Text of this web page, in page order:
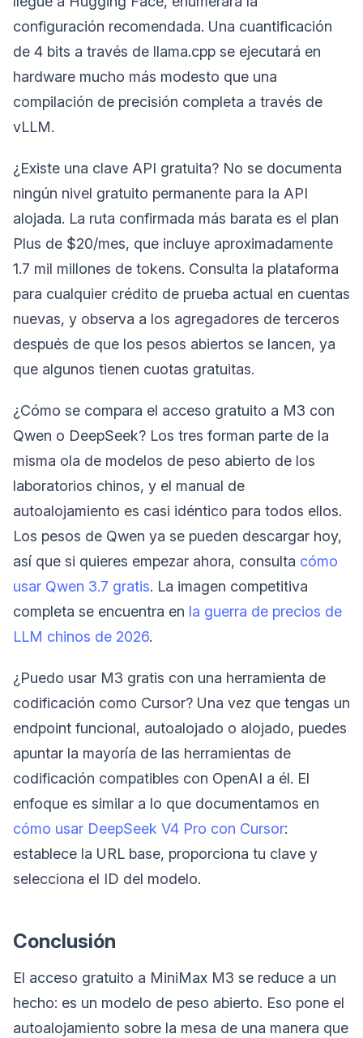
configuración recomendada. Una cuantificación
de 4 bits a través de llama.cpp se ejecutará en
hardware mucho más modesto que una
compilación de precisión completa a través de
vLLM.
¿Existe una clave API gratuita? No se documenta
ningún nivel gratuito permanente para la API
alojada. La ruta confirmada más barata es el plan
Plus de $20/mes, que incluye aproximadamente
1.7 mil millones de tokens. Consulta la plataforma
para cualquier crédito de prueba actual en cuentas
nuevas, y observa a los agregadores de terceros
después de que los pesos abiertos se lancen, ya
que algunos tienen cuotas gratuitas.
¿Cómo se compara el acceso gratuito a M3 con
Qwen o DeepSeek? Los tres forman parte de la
misma ola de modelos de peso abierto de los
laboratorios chinos, y el manual de
autoalojamiento es casi idéntico para todos ellos.
Los pesos de Qwen ya se pueden descargar hoy,
así que si quieres empezar ahora, consulta cómo
usar Qwen 3.7 gratis. La imagen competitiva
completa se encuentra en la guerra de precios de
LLM chinos de 2026.
¿Puedo usar M3 gratis con una herramienta de
codificación como Cursor? Una vez que tengas un
endpoint funcional, autoalojado o alojado, puedes
apuntar la mayoría de las herramientas de
codificación compatibles con OpenAI a él. El
enfoque es similar a lo que documentamos en
cómo usar DeepSeek V4 Pro con Cursor:
establece la URL base, proporciona tu clave y
selecciona el ID del modelo.
Conclusión
El acceso gratuito a MiniMax M3 se reduce a un
hecho: es un modelo de peso abierto. Eso pone el
autoalojamiento sobre la mesa de una manera que